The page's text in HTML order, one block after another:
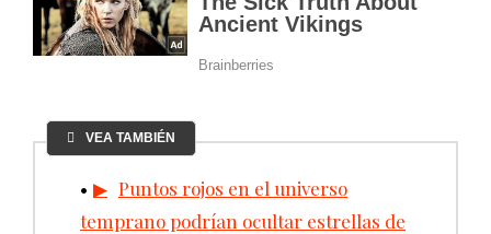
VEA TAMBIÉN
Puntos rojos en el universo
temprano podrían ocultar estrellas de